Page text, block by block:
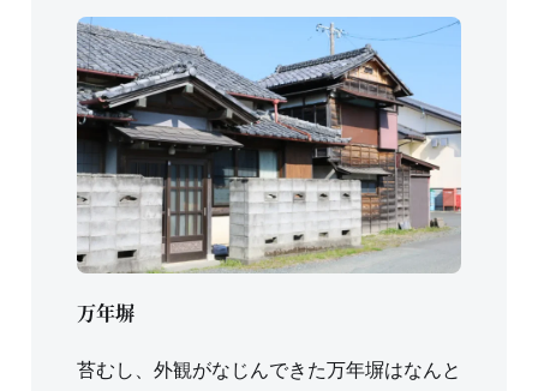
万年塀
苔むし、外観がなじんできた万年塀はなんと